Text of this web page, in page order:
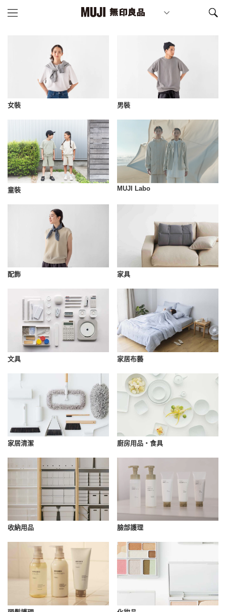
女裝 男裝
童裝 MUJI Labo
配飾 家具
文具 家居布藝
家居清潔 廚房用品・食具
收納用品 臉部護理